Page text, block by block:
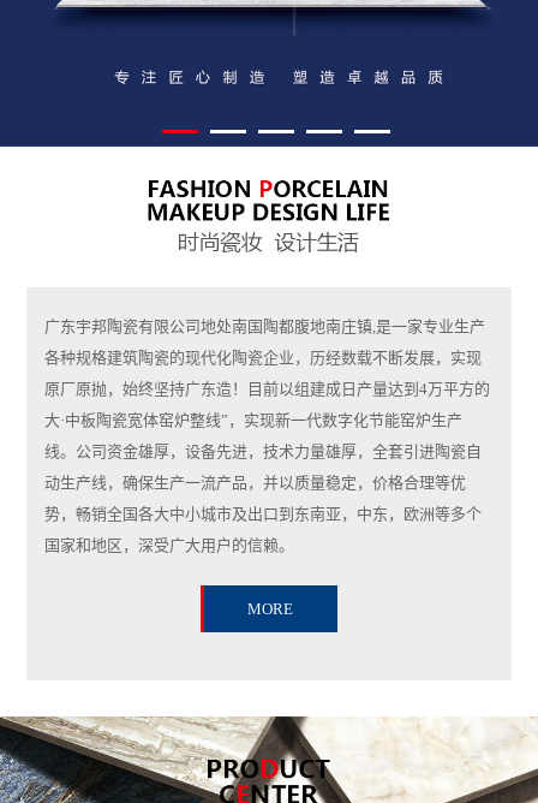
广东宇邦陶瓷有限公司地处南国陶都腹地南庄镇,是一家专业生产
各种规格建筑陶瓷的现代化陶瓷企业，历经数载不断发展，实现
原厂原抛，始终坚持广东造！目前以组建成日产量达到4万平方的
大·中板陶瓷宽体窑炉整线”，实现新一代数字化节能窑炉生产
线。公司资金雄厚，设备先进，技术力量雄厚，全套引进陶瓷自
动生产线，确保生产一流产品，并以质量稳定，价格合理等优
势，畅销全国各大中小城市及出口到东南亚，中东，欧洲等多个
国家和地区，深受广大用户的信赖。
MORE